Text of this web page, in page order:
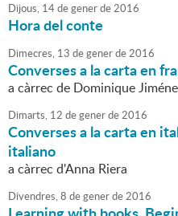
Dijous, 14degenerde2016
Hora del conte
Dimecres, 13 degenerde2016
Converses a la carta en
a càrrec de Dominique
Dimarts, 12 degenerde2016
Converses a la carta en
italiano
a càrrec d'Anna Riera
Divendres,8 degenerde2016